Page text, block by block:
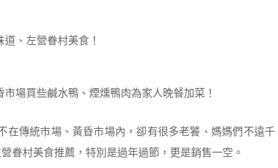
場買些鹹水鴨、煙燻鴨肉為家人晚餐加菜！
在傳統市場、黃昏市場內，卻有很多老饕、媽媽們不遠千
眷村美食推薦，特別是過年過節，更是銷售一空。